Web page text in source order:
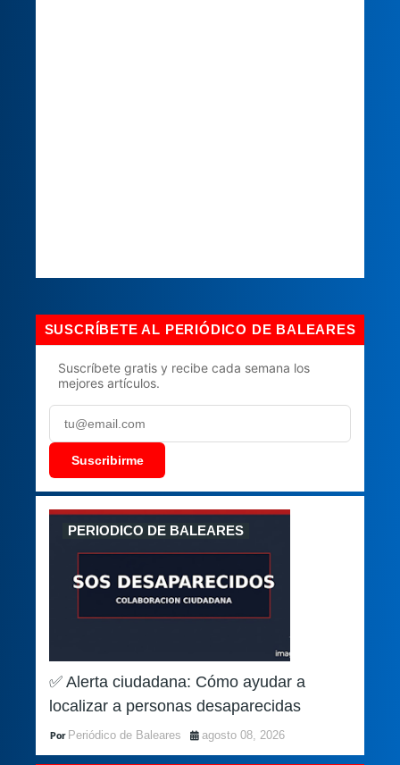
SUSCRÍBETE AL PERIÓDICO DE BALEARES
Suscríbete gratis y recibe cada semana los
mejores artículos.
Suscribirme
PERIODICO DE BALEARES
✅ Alerta ciudadana: Cómo ayudar a
localizar a personas desaparecidas
Periódico de Baleares agosto 08, 2026